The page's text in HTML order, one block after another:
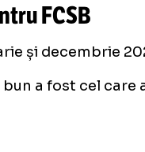
FCSB
și decembrie
a fost cel care